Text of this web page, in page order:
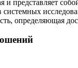
и представляет
определяющая